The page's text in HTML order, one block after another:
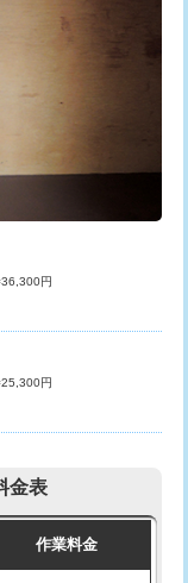
11,000円~
55,000円
38,500円
33,000円
8,800円
11,000円
円
円
円
金表
作業料金